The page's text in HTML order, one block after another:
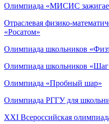
Олимпиада «МИСИС
Отраслевая физико-
«Росатом»
Олимпиада школьников
Олимпиада школьников «Шаг
Олимпиада «Пробный шар»
Олимпиада РГГУ для
XXI Всероссийская